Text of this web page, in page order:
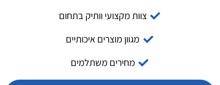
צוות מקצועי וותיק בתחום
מגוון מוצרים איכותיים
מחירים משתלמים